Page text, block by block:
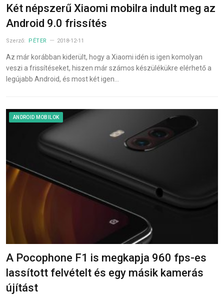
Két népszerű Xiaomi mobilra indult meg az
Android 9.0 frissítés
Szerző: PÉTER 2018-12-11
Az már korábban kiderült, hogy a Xiaomi idén is igen komolyan
veszi a frissítéseket, hiszen már számos készülékükre elérhető a
legújabb Android, és most két igen…
ANDROID MOBILOK
A Pocophone F1 is megkapja 960 fps-es
lassított felvételt és egy másik kamerás
újítást